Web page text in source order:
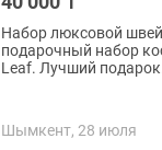
Набор люксовой
подарочный набор
Leaf. Лучший
Шымкент, 28 июля